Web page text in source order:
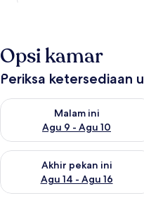
Opsi kamar
Periksa ketersediaan
Malam ini
Agu 9 - Agu 10
Periksa ketersediaan untuk
Akhir pekan ini
Agu 14 - Agu 16
Periksa ketersediaan untuk